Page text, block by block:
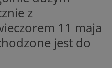
z
11 maja
jest do